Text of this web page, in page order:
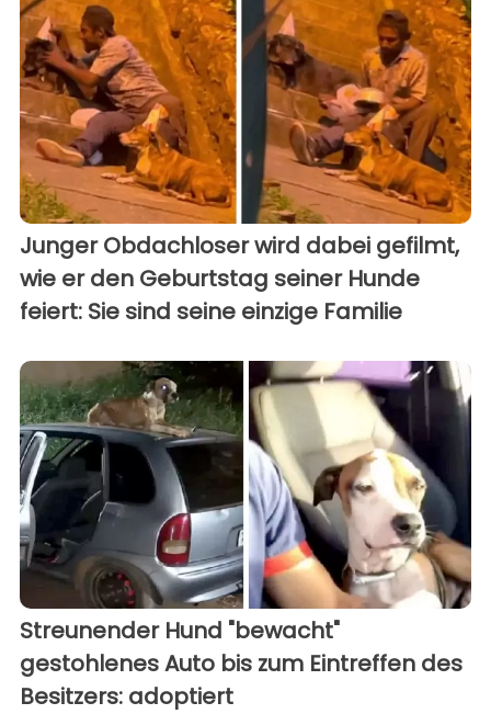
Junger Obdachloser wird dabei gefilmt,
wie er den Geburtstag seiner Hunde
feiert: Sie sind seine einzige Familie
Streunender Hund "bewacht"
gestohlenes Auto bis zum Eintreffen des
Besitzers: adoptiert